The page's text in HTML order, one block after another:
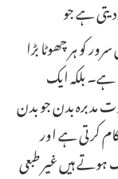
ہر چھوٹا بڑا
بلکہ ایک
مدبره بدن جو بدن
کرتی ہے اور
ہوتے ہیں غیر طبعی